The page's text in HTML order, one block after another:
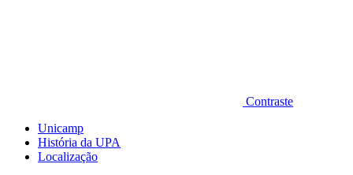
Contraste
Unicamp
História da UPA
Localização